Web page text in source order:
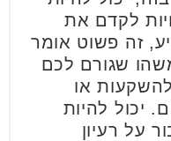
לקדם את
זה פשוט אומר
שגורם לכם
או
יכול להיות
על רעיון